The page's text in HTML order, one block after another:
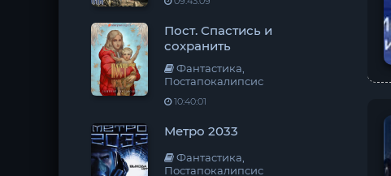
Пост. Спастись и
сохранить
Фантастика,
Постапокалипсис
10:40:01
Метро 2033
Фантастика,
Постапокалипсис